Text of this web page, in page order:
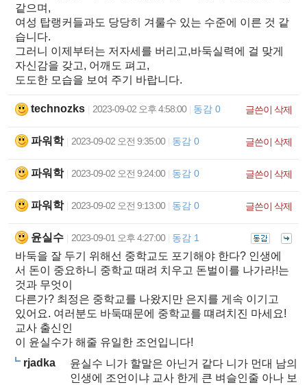
같으며,
여성 탑랭커들과도 당당히 겨룰수 있는 수준에 이른 것 같
습니다.
그러니 이제부터는 저자세를 버리고,바둑실력에 걸 맞게
자신감을 갖고, 어깨도 펴고,
도도한 모습을 보여 주기 바랍니다.
technozks 2023-09-02 오후 4:58:00 동감 0 글쓴이 삭제
파워학 2023-09-02 오전 9:35:00 동감 0 글쓴이 삭제
파워학 2023-09-02 오전 9:24:00 동감 0 글쓴이 삭제
파워학 2023-09-02 오전 9:13:00 동감 0 글쓴이 삭제
윤실수 2023-09-01 오후 4:27:00 동감 1
바둑을 잘 두기 위해선 중학교도 포기해야 한다? 인생에
서 돈이 중요하니 중학교 때려 치우고 돈벌이를 나가라!는
것과 무엇이
다른가? 최정은 중학교를 나왔지만 은지를 게속 이기고
있어요. 여러분도 바둑때문에 중학교를 떄려치진 마세요!
교사 출신인
이 윤실수가 해줄 유일한 조언입니다!
rjadka
윤실수 니가 할말은 아닌거 같다 니가 먼대 남의
인생에 조언이냐 교사 한게 큰 벼슬인줄 아나 보